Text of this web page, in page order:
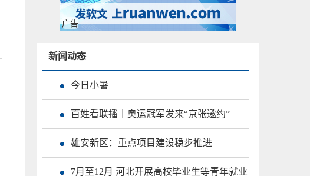
广告
新闻动态
今日小暑
百姓看联播｜奥运冠军发来“京张邀约”
雄安新区：重点项目建设稳步推进
7月至12月 河北开展高校毕业生等青年就业